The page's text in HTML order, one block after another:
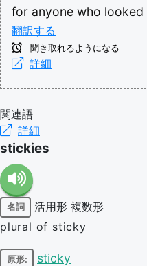
for anyone who looked
翻訳する
聞き取れるようになる
詳細
関連語
詳細
stickies
名詞 活用形 複数形
plural of sticky
原形: sticky